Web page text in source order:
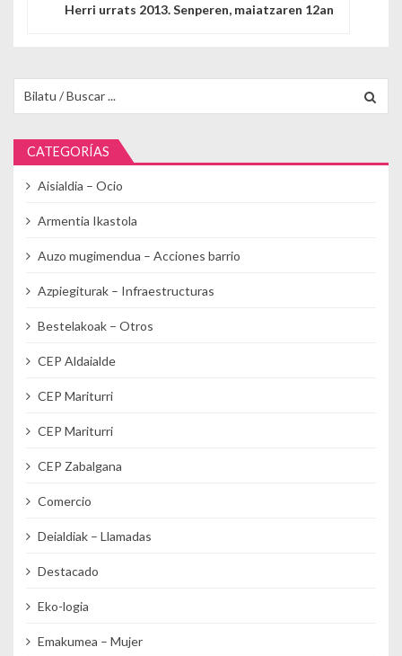
Herri urrats 2013. Senperen, maiatzaren 12an
CATEGORÍAS
Aisialdia – Ocio
Armentia Ikastola
Auzo mugimendua – Acciones barrio
Azpiegiturak – Infraestructuras
Bestelakoak – Otros
CEP Aldaialde
CEP Mariturri
CEP Mariturri
CEP Zabalgana
Comercio
Deialdiak – Llamadas
Destacado
Eko-logia
Emakumea – Mujer